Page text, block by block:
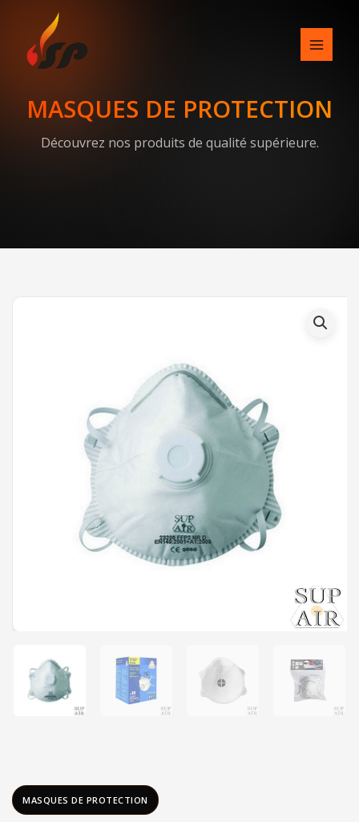
content
MASQUES DE PROTECTION
Découvrez nos produits de qualité supérieure.
MASQUES DE PROTECTION